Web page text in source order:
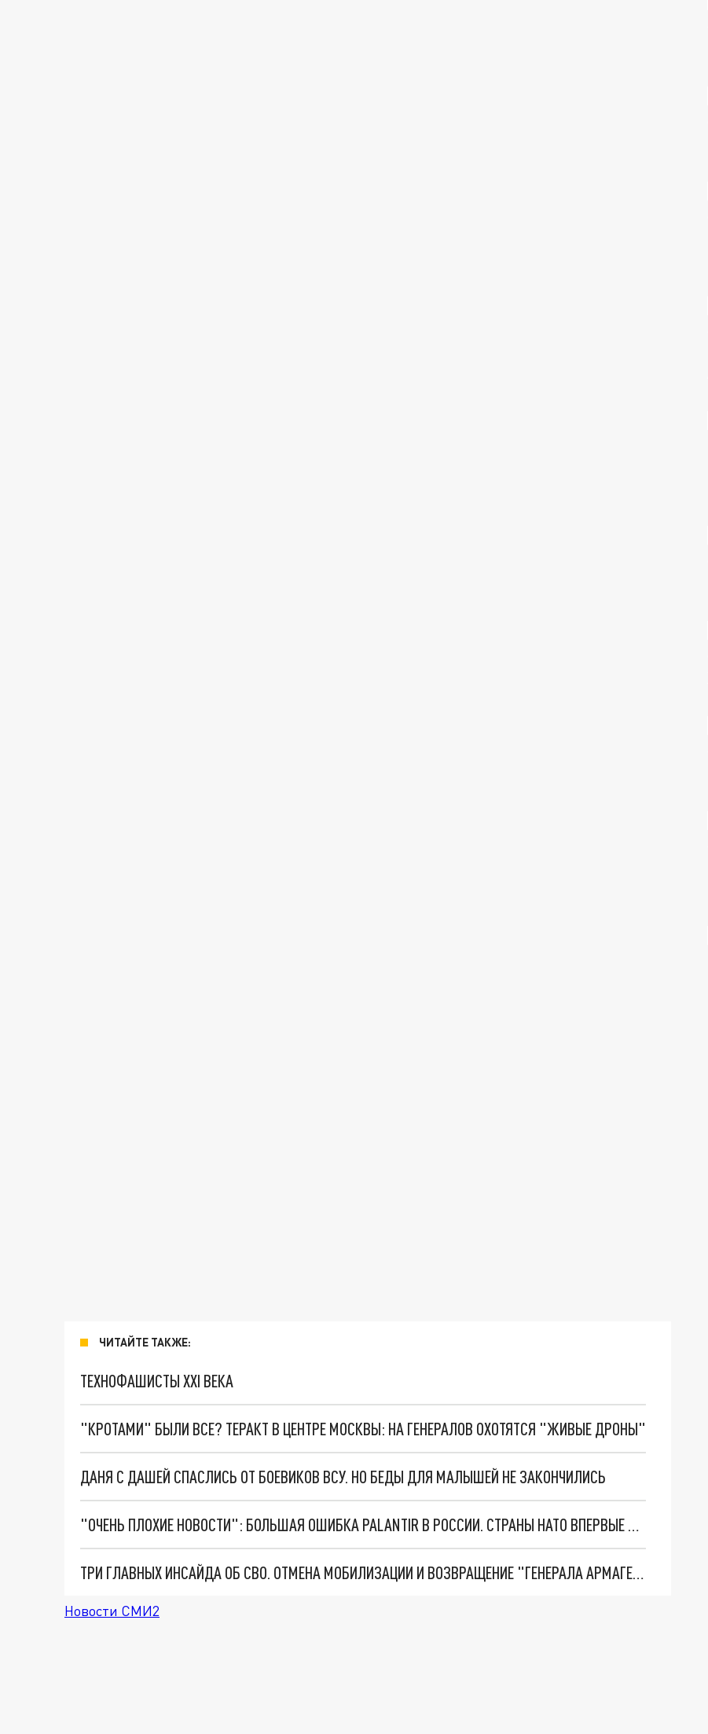
ЧИТАЙТЕ ТАКЖЕ:
ТЕХНОФАШИСТЫ XXI ВЕКА
"КРОТАМИ" БЫЛИ ВСЕ? ТЕРАКТ В ЦЕНТРЕ МОСКВЫ: НА ГЕНЕРАЛОВ ОХОТЯТСЯ "ЖИВЫЕ ДРОНЫ"
ДАНЯ С ДАШЕЙ СПАСЛИСЬ ОТ БОЕВИКОВ ВСУ. НО БЕДЫ ДЛЯ МАЛЫШЕЙ НЕ ЗАКОНЧИЛИСЬ
"ОЧЕНЬ ПЛОХИЕ НОВОСТИ": БОЛЬШАЯ ОШИБКА PALANTIR В РОССИИ. СТРАНЫ НАТО ВПЕРВЫЕ ЗА СВО ОСТАНОВИЛИ ПОСТАВКИ ОРУЖИЯ. ВСУ ТЕРЯЮТ ПРИГРАНИЧЬЕ?
ТРИ ГЛАВНЫХ ИНСАЙДА ОБ СВО. ОТМЕНА МОБИЛИЗАЦИИ И ВОЗВРАЩЕНИЕ "ГЕНЕРАЛА АРМАГЕДДОНА"? ОТЛИЧНЫЕ НОВОСТИ, КОТОРЫЕ ЖДАЛИ ВСЕ
Новости СМИ2